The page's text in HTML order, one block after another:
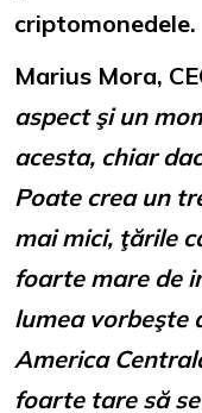
criptomonedele.
Marius Mora,
aspect şi un
acesta, chiar
Poate crea un
mai mici, ţările
foarte mare de
lumea vorbeşte
America
foarte tare să